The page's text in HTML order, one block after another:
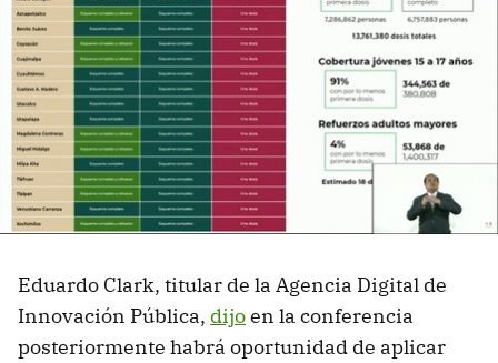
Eduardo Clark, titular de la Agencia Digital de
Innovación Pública, dijoen la conferencia
posteriormente habrá oportunidad de aplicar